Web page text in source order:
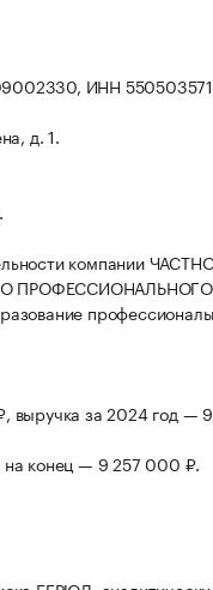
ИНН
д. 1.
компании
ПРОФЕССИОНАЛЬНОГО
выручка за 2024 год —
на конец — 9 257 000 ₽.